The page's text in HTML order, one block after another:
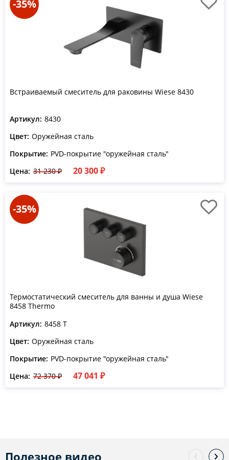
-35%
Встраиваемый смеситель для раковины Wiese 8430
Артикул: 8430
Цвет: Оружейная сталь
Покрытие: PVD-покрытие "оружейная сталь"
Цена: 31 230 ₽ 20 300 ₽
-35%
Термостатический смеситель для ванны и душа Wiese
8458 Thermo
Артикул: 8458 T
Цвет: Оружейная сталь
Покрытие: PVD-покрытие "оружейная сталь"
Цена: 72 370 ₽ 47 041 ₽
Полезное видео